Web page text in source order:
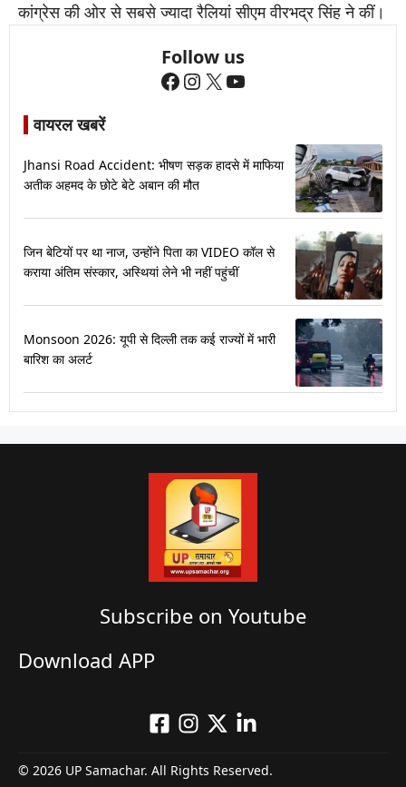
कांग्रेस की ओर से सबसे ज्यादा रैलियां सीएम वीरभद्र सिंह ने कीं।
Follow us
Facebook
Instagram
X YouTube
वायरल खबरें
Jhansi Road Accident: भीषण सड़क हादसे में माफिया
अतीक अहमद के छोटे बेटे अबान की मौत
जिन बेटियों पर था नाज, उन्होंने पिता का VIDEO कॉल से
कराया अंतिम संस्कार, अस्थियां लेने भी नहीं पहुंचीं
Monsoon 2026: यूपी से दिल्ली तक कई राज्यों में भारी
बारिश का अलर्ट
Subscribe on Youtube​
Download APP
© 2026 UP Samachar. All Rights Reserved.